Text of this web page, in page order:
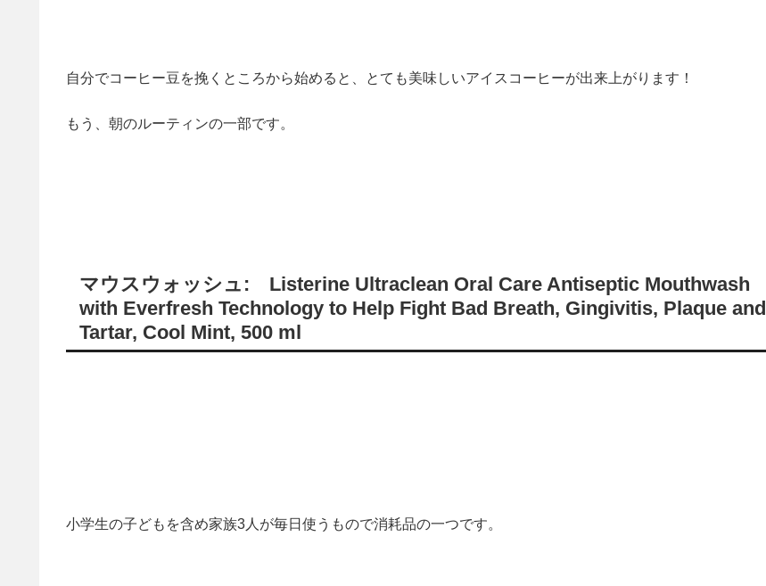
自分でコーヒー豆を挽くところから始めると、とても美味しいアイスコーヒーが出来上がります！
もう、朝のルーティンの一部です。
マウスウォッシュ: Listerine Ultraclean Oral Care Antiseptic Mouthwash
with Everfresh Technology to Help Fight Bad Breath, Gingivitis, Plaque and
Tartar, Cool Mint, 500 ml
小学生の子どもを含め家族3人が毎日使うもので消耗品の一つです。